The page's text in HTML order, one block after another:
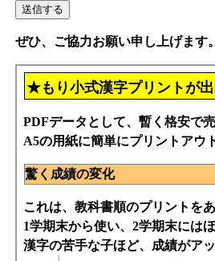
ぜひ、ご協力お願い申し上げます。